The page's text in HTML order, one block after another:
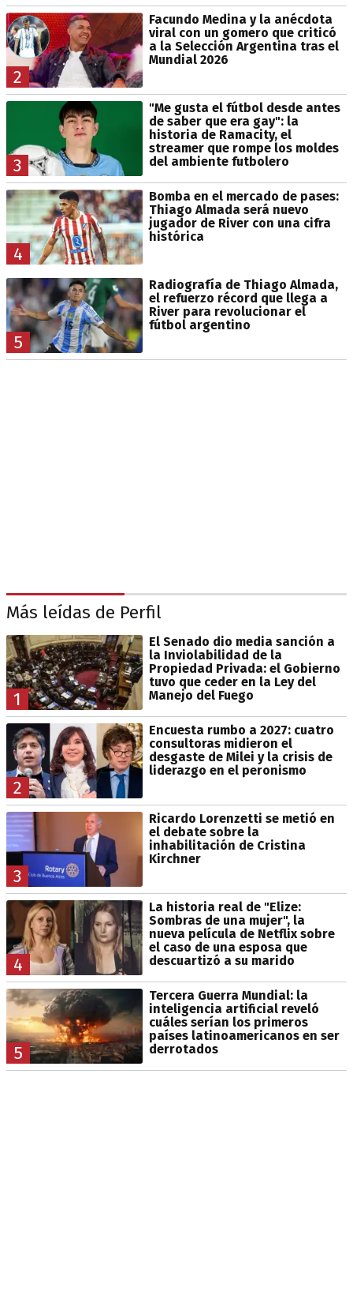
2
Facundo Medina y la anécdota
viral con un gomero que criticó
a la Selección Argentina tras el
Mundial 2026
3
"Me gusta el fútbol desde antes
de saber que era gay": la
historia de Ramacity, el
streamer que rompe los moldes
del ambiente futbolero
4
Bomba en el mercado de pases:
Thiago Almada será nuevo
jugador de River con una cifra
histórica
5
Radiografía de Thiago Almada,
el refuerzo récord que llega a
River para revolucionar el
fútbol argentino
Más leídas de Perfil
1
El Senado dio media sanción a
la Inviolabilidad de la
Propiedad Privada: el Gobierno
tuvo que ceder en la Ley del
Manejo del Fuego
2
Encuesta rumbo a 2027: cuatro
consultoras midieron el
desgaste de Milei y la crisis de
liderazgo en el peronismo
3
Ricardo Lorenzetti se metió en
el debate sobre la
inhabilitación de Cristina
Kirchner
4
La historia real de "Elize:
Sombras de una mujer", la
nueva película de Netflix sobre
el caso de una esposa que
descuartizó a su marido
5
Tercera Guerra Mundial: la
inteligencia artificial reveló
cuáles serían los primeros
países latinoamericanos en ser
derrotados